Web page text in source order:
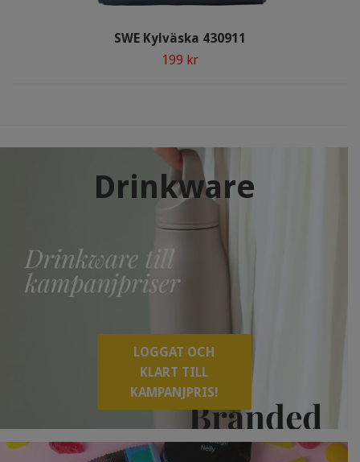
Drinkware
LOGGAT OCH
KLART TILL
KAMPANJPRIS!
SWE Kylväska 430911
199 kr